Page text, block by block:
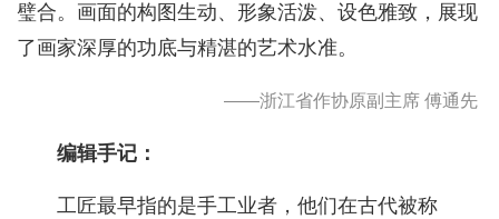
璧合。画面的构图生动、形象活泼、设色雅致，展现
了画家深厚的功底与精湛的艺术水准。
——浙江省作协原副主席 傅通先
编辑手记：
工匠最早指的是手工业者，他们在古代被称